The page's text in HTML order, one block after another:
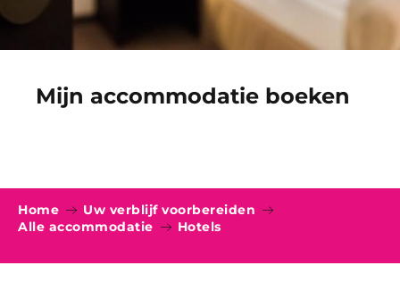
Mijn accommodatie boeken
Home
Uw verblijf voorbereiden
Alle accommodatie
Hotels